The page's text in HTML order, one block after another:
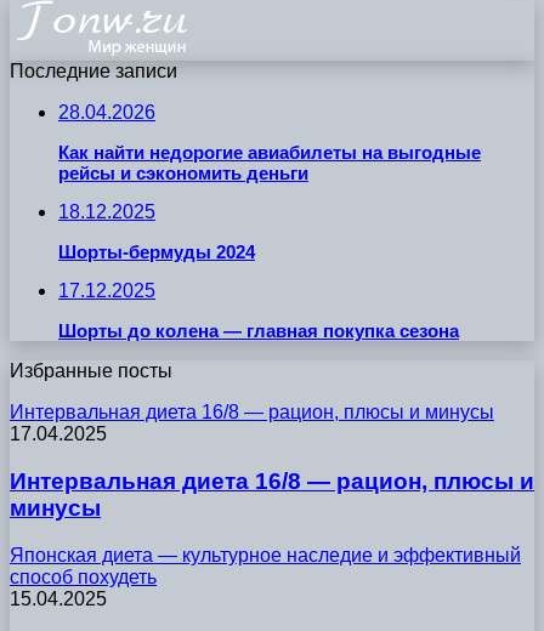
Последние записи
28.04.2026
Как найти недорогие авиабилеты на выгодные
рейсы и сэкономить деньги
18.12.2025
Шорты-бермуды 2024
17.12.2025
Шорты до колена — главная покупка сезона
Избранные посты
Интервальная диета 16/8 — рацион, плюсы и минусы
17.04.2025
Интервальная диета 16/8 — рацион, плюсы и
минусы
Японская диета — культурное наследие и эффективный
способ похудеть
15.04.2025